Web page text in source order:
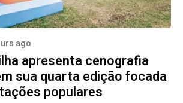
ago
apresenta cenografia
sua quarta edição focada
populares